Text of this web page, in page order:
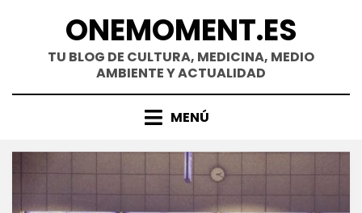
contenido ONEMOMENT.ES
TU BLOG DE CULTURA, MEDICINA, MEDIO
AMBIENTE Y ACTUALIDAD
MENÚ